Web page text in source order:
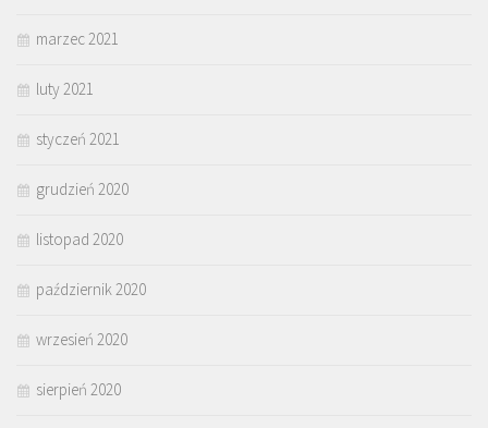
marzec 2021
luty 2021
styczeń 2021
grudzień 2020
listopad 2020
październik 2020
wrzesień 2020
sierpień 2020